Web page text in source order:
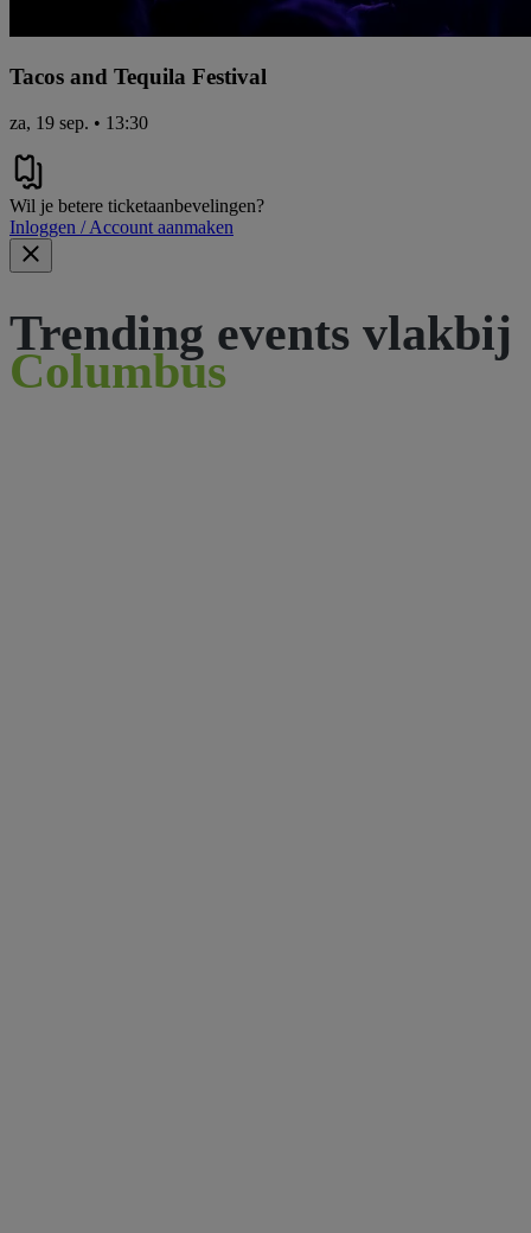
Tacos and Tequila Festival
za, 19 sep. • 13:30
Wil je betere ticketaanbevelingen?
Inloggen / Account aanmaken
Trending events vlakbij
Columbus